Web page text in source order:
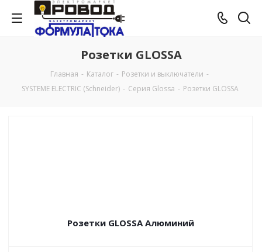
Розетки GLOSSA
Главная - Каталог - Розетки и выключатели -
SYSTEME ELECTRIC (Schneider) - Серия Glossa - Розетки GLOSSA
Розетки GLOSSA Алюминий